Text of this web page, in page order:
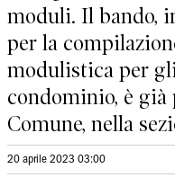
moduli. Il bando,
per la
modulistica per
condominio, è
Comune, nella
20 aprile 2023 03:00